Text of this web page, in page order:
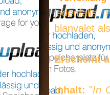
jedenfalls
blanvalet
Erscheint
Inhalt: "In